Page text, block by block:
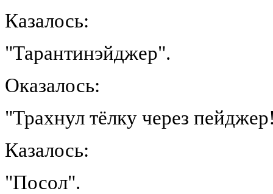
Казалось:
"Тарантинэйджер".
Оказалось:
"Трахнул тёлку через
Казалось:
"Посол".